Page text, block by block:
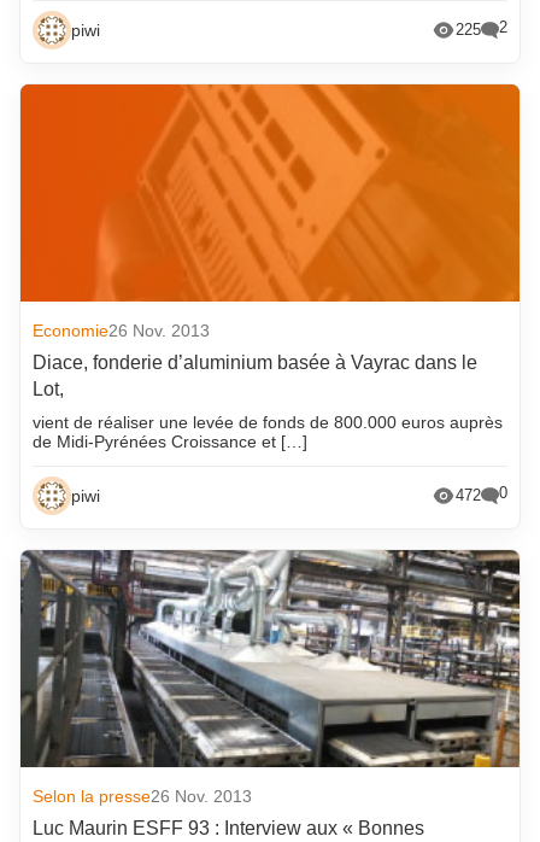
piwi 225 2
Economie26 Nov. 2013
Diace, fonderie d’aluminium basée à Vayrac dans le
Lot,
vient de réaliser une levée de fonds de 800.000 euros auprès
de Midi-Pyrénées Croissance et […]
piwi 472 0
Selon la presse26 Nov. 2013
Luc Maurin ESFF 93 : Interview aux « Bonnes